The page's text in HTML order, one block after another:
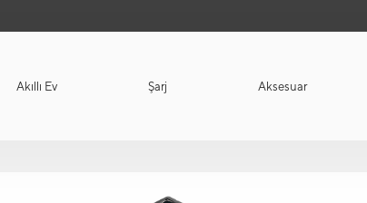
Akıllı Ev Şarj Aksesuar